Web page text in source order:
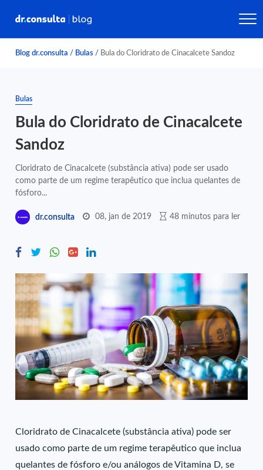
Blog dr.consulta / Bulas / Bula do Cloridrato de Cinacalcete Sandoz
Bulas
Bula do Cloridrato de Cinacalcete
Sandoz
Cloridrato de Cinacalcete (substância ativa) pode ser usado
como parte de um regime terapêutico que inclua quelantes de
fósforo...
dr.consulta 08, jan de 2019 48 minutos para ler
Cloridrato de Cinacalcete (substância ativa) pode ser
usado como parte de um regime terapêutico que inclua
quelantes de fósforo e/ou análogos de Vitamina D, se